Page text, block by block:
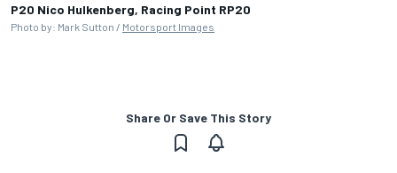
P20 Nico Hulkenberg, Racing Point RP20
Photo by: Mark Sutton / Motorsport Images
Share Or Save This Story